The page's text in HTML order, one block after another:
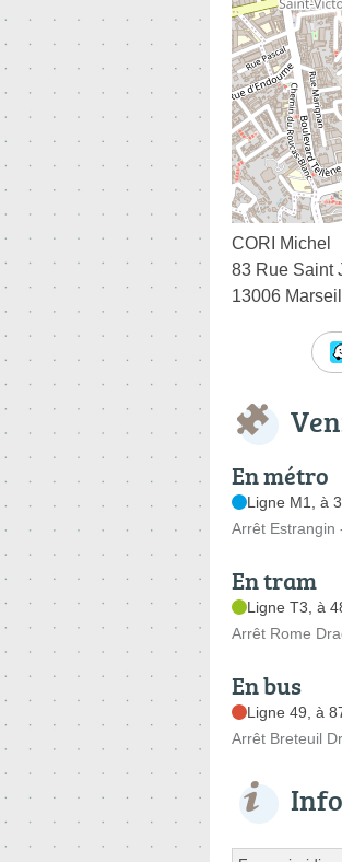
CORI Michel
83 Rue Saint
13006
En métro
Ligne M1, à
Arrêt Estrangin
En tram
Ligne T3, à
Arrêt Rome
En bus
Ligne 49, à
Arrêt Breteuil